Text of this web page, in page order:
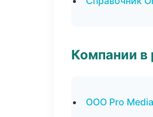
Компании в
ООО Pro